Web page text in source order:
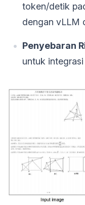
token/detik
dengan vLLM
Penyebaran
untuk